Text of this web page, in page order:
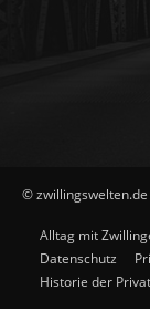
© zwillingswelten.de
Alltag mit
Datenschutz
Historie der